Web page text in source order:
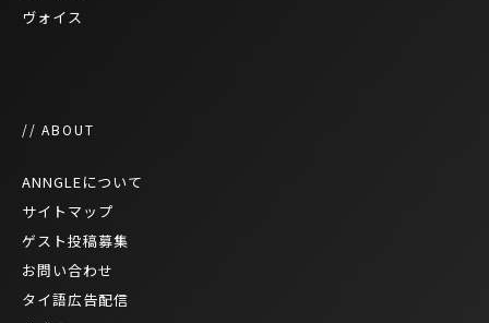
ヴォイス
// ABOUT
ANNGLEについて
サイトマップ
ゲスト投稿募集
お問い合わせ
タイ語広告配信